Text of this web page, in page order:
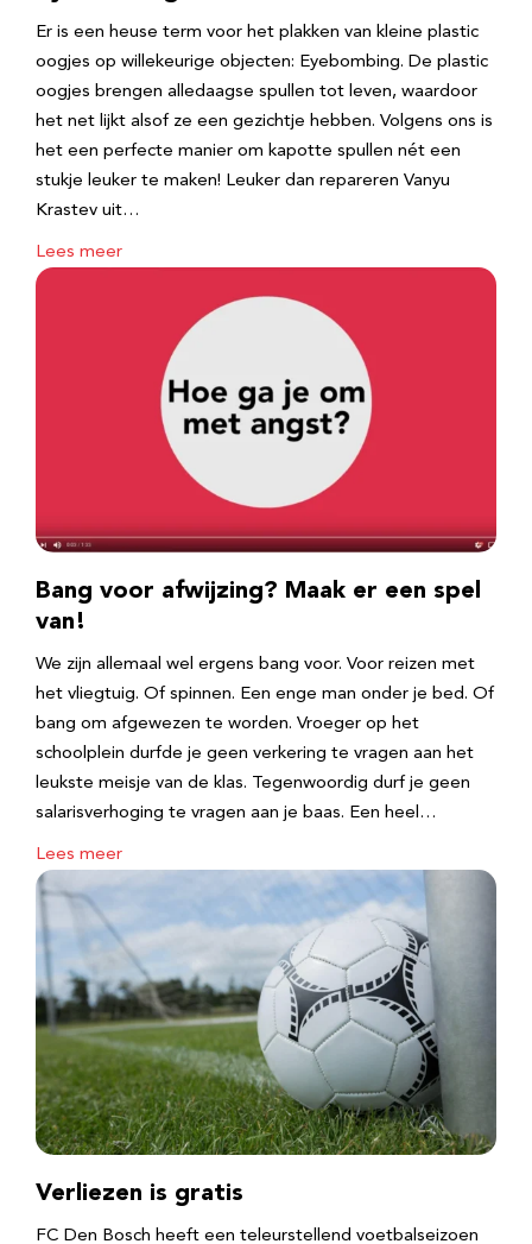
Er is een heuse term voor het plakken van kleine plastic
oogjes op willekeurige objecten: Eyebombing. De plastic
oogjes brengen alledaagse spullen tot leven, waardoor
het net lijkt alsof ze een gezichtje hebben. Volgens ons is
het een perfecte manier om kapotte spullen nét een
stukje leuker te maken! Leuker dan repareren Vanyu
Krastev uit…
Lees meer
Bang voor afwijzing? Maak er een spel
van!
We zijn allemaal wel ergens bang voor. Voor reizen met
het vliegtuig. Of spinnen. Een enge man onder je bed. Of
bang om afgewezen te worden. Vroeger op het
schoolplein durfde je geen verkering te vragen aan het
leukste meisje van de klas. Tegenwoordig durf je geen
salarisverhoging te vragen aan je baas. Een heel…
Lees meer
Verliezen is gratis
FC Den Bosch heeft een teleurstellend voetbalseizoen